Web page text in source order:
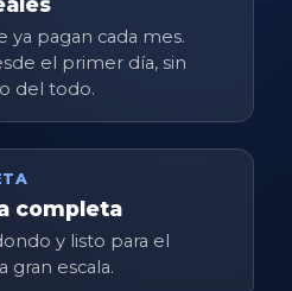
ya pagan cada mes.
el primer día, sin
del todo.
completa
y listo para el
gran escala.